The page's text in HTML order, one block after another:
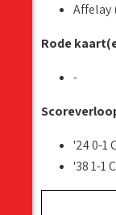
Affelay
Rode
-
'24 0-1
'38 1-1